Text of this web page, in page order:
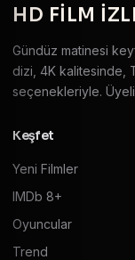
HD FILM
Gündüz matinesi
dizi, 4K kalitesinde,
seçenekleriyle.
Keşfet
Yeni Filmler
IMDb 8+
Oyuncular
Trend